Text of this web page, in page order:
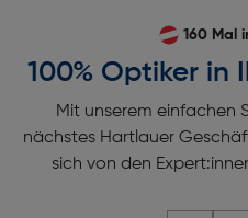
160 Mal
100% Optiker in
Mit unserem einfachen
nächstes Hartlauer
sich von den